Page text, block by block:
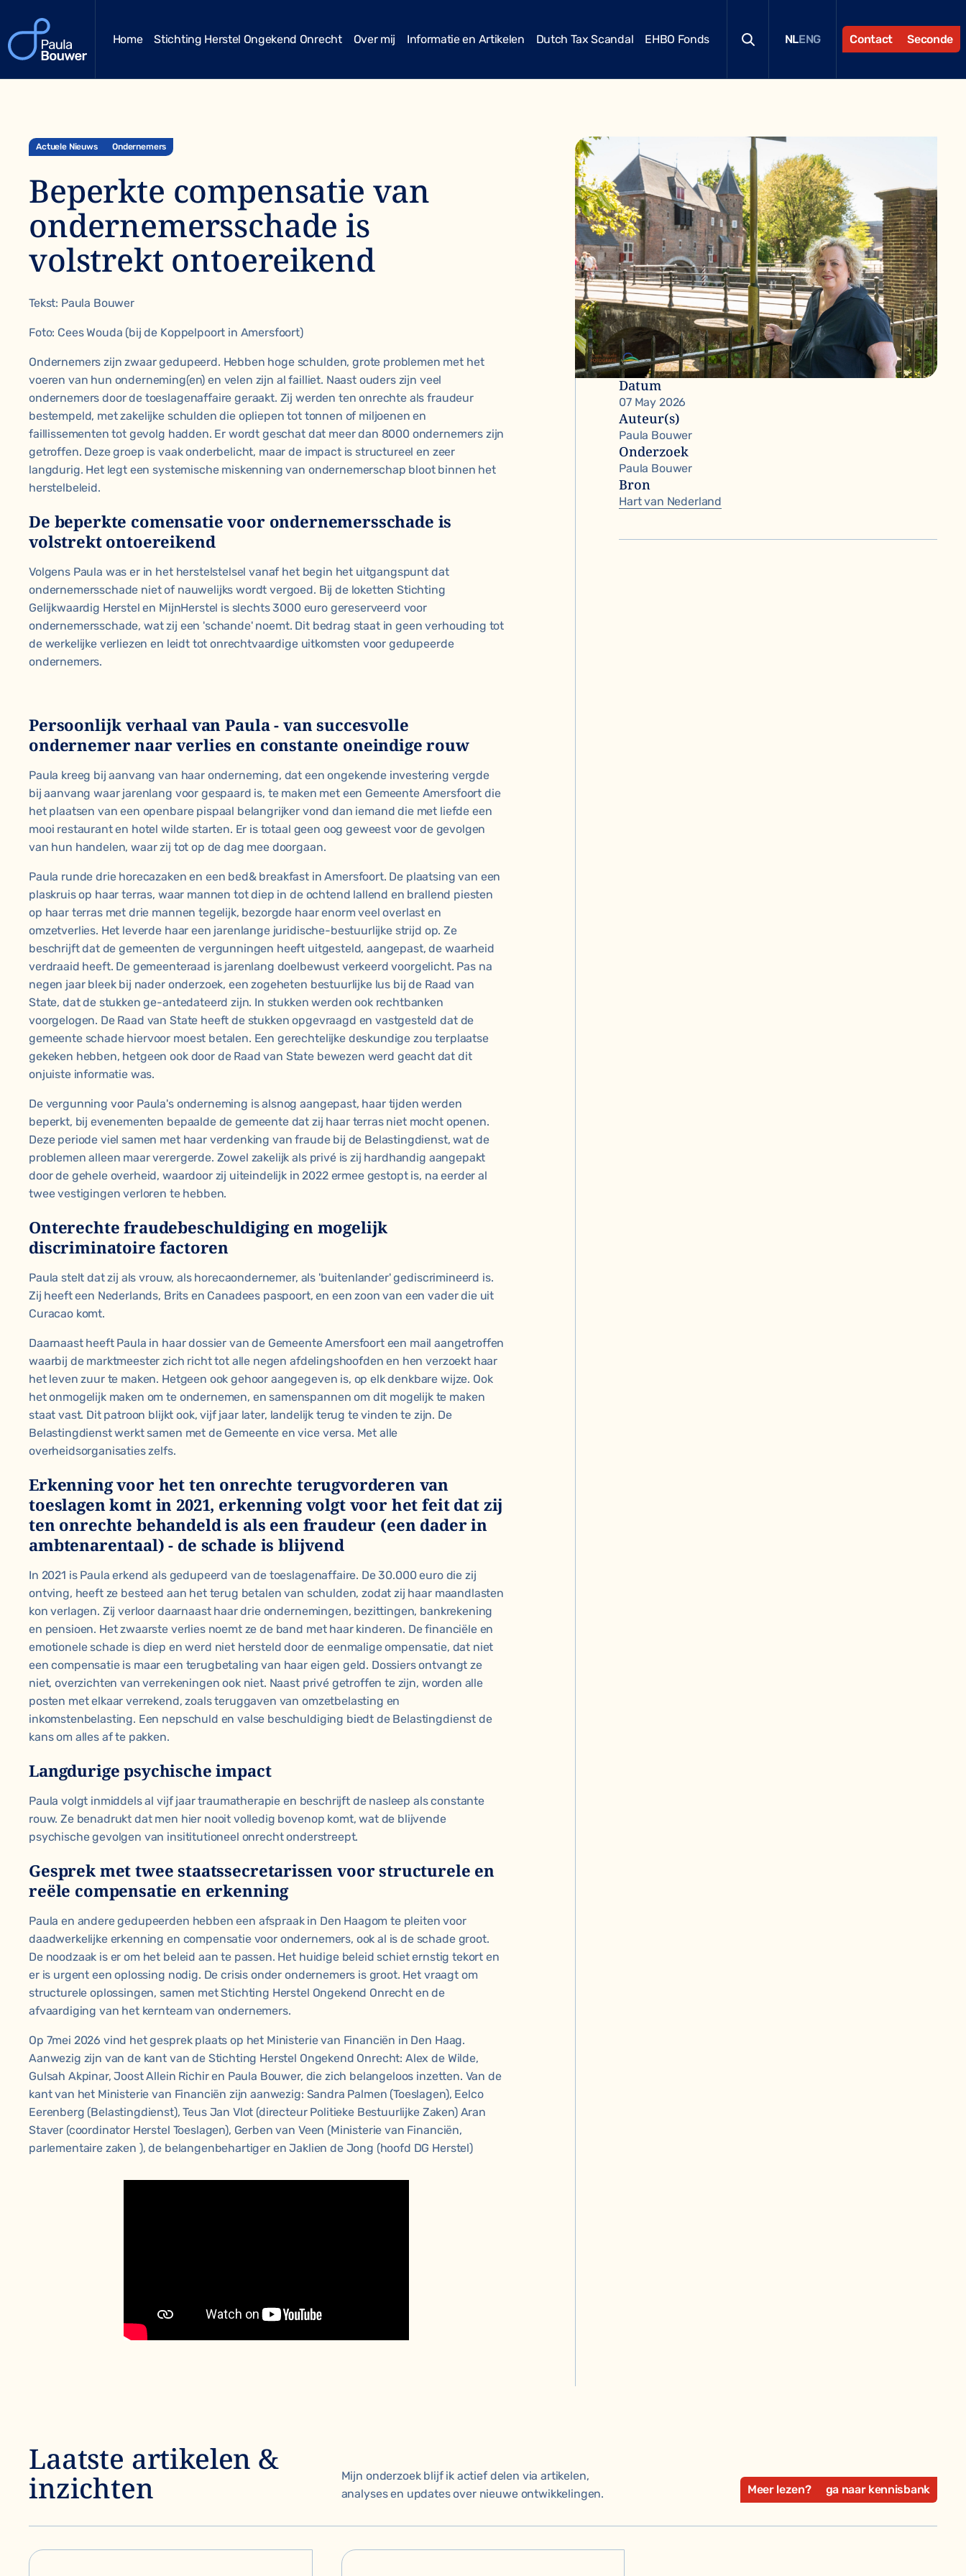
Home Stichting Herstel Ongekend Onrecht Over mij Informatie en Artikelen Dutch Tax Scandal EHBO Fonds NLENG Contact Seconde
Actuele Nieuws Ondernemers
Beperkte compensatie van
ondernemersschade is
volstrekt ontoereikend
Tekst: Paula Bouwer
Foto: Cees Wouda (bij de Koppelpoort in Amersfoort)
Ondernemers zijn zwaar gedupeerd. Hebben hoge schulden, grote problemen met het
voeren van hun onderneming(en) en velen zijn al failliet. Naast ouders zijn veel
ondernemers door de toeslagenaffaire geraakt. Zij werden ten onrechte als fraudeur
bestempeld, met zakelijke schulden die opliepen tot tonnen of miljoenen en
faillissementen tot gevolg hadden. Er wordt geschat dat meer dan 8000 ondernemers zijn
getroffen. Deze groep is vaak onderbelicht, maar de impact is structureel en zeer
langdurig. Het legt een systemische miskenning van ondernemerschap bloot binnen het
herstelbeleid.
De beperkte comensatie voor ondernemersschade is
volstrekt ontoereikend
Volgens Paula was er in het herstelstelsel vanaf het begin het uitgangspunt dat
ondernemersschade niet of nauwelijks wordt vergoed. Bij de loketten Stichting
Gelijkwaardig Herstel en MijnHerstel is slechts 3000 euro gereserveerd voor
ondernemersschade, wat zij een 'schande' noemt. Dit bedrag staat in geen verhouding tot
de werkelijke verliezen en leidt tot onrechtvaardige uitkomsten voor gedupeerde
ondernemers.
Persoonlijk verhaal van Paula - van succesvolle
ondernemer naar verlies en constante oneindige rouw
Paula kreeg bij aanvang van haar onderneming, dat een ongekende investering vergde
bij aanvang waar jarenlang voor gespaard is, te maken met een Gemeente Amersfoort die
het plaatsen van een openbare pispaal belangrijker vond dan iemand die met liefde een
mooi restaurant en hotel wilde starten. Er is totaal geen oog geweest voor de gevolgen
van hun handelen, waar zij tot op de dag mee doorgaan.
Paula runde drie horecazaken en een bed& breakfast in Amersfoort. De plaatsing van een
plaskruis op haar terras, waar mannen tot diep in de ochtend lallend en brallend piesten
op haar terras met drie mannen tegelijk, bezorgde haar enorm veel overlast en
omzetverlies. Het leverde haar een jarenlange juridische-bestuurlijke strijd op. Ze
beschrijft dat de gemeenten de vergunningen heeft uitgesteld, aangepast, de waarheid
verdraaid heeft. De gemeenteraad is jarenlang doelbewust verkeerd voorgelicht. Pas na
negen jaar bleek bij nader onderzoek, een zogeheten bestuurlijke lus bij de Raad van
State, dat de stukken ge-antedateerd zijn. In stukken werden ook rechtbanken
voorgelogen. De Raad van State heeft de stukken opgevraagd en vastgesteld dat de
gemeente schade hiervoor moest betalen. Een gerechtelijke deskundige zou terplaatse
gekeken hebben, hetgeen ook door de Raad van State bewezen werd geacht dat dit
onjuiste informatie was.
De vergunning voor Paula's onderneming is alsnog aangepast, haar tijden werden
beperkt, bij evenementen bepaalde de gemeente dat zij haar terras niet mocht openen.
Deze periode viel samen met haar verdenking van fraude bij de Belastingdienst, wat de
problemen alleen maar verergerde. Zowel zakelijk als privé is zij hardhandig aangepakt
door de gehele overheid, waardoor zij uiteindelijk in 2022 ermee gestopt is, na eerder al
twee vestigingen verloren te hebben.
Onterechte fraudebeschuldiging en mogelijk
discriminatoire factoren
Paula stelt dat zij als vrouw, als horecaondernemer, als 'buitenlander' gediscrimineerd is.
Zij heeft een Nederlands, Brits en Canadees paspoort, en een zoon van een vader die uit
Curacao komt.
Daarnaast heeft Paula in haar dossier van de Gemeente Amersfoort een mail aangetroffen
waarbij de marktmeester zich richt tot alle negen afdelingshoofden en hen verzoekt haar
het leven zuur te maken. Hetgeen ook gehoor aangegeven is, op elk denkbare wijze. Ook
het onmogelijk maken om te ondernemen, en samenspannen om dit mogelijk te maken
staat vast. Dit patroon blijkt ook, vijf jaar later, landelijk terug te vinden te zijn. De
Belastingdienst werkt samen met de Gemeente en vice versa. Met alle
overheidsorganisaties zelfs.
Erkenning voor het ten onrechte terugvorderen van
toeslagen komt in 2021, erkenning volgt voor het feit dat zij
ten onrechte behandeld is als een fraudeur (een dader in
ambtenarentaal) - de schade is blijvend
In 2021 is Paula erkend als gedupeerd van de toeslagenaffaire. De 30.000 euro die zij
ontving, heeft ze besteed aan het terug betalen van schulden, zodat zij haar maandlasten
kon verlagen. Zij verloor daarnaast haar drie ondernemingen, bezittingen, bankrekening
en pensioen. Het zwaarste verlies noemt ze de band met haar kinderen. De financiële en
emotionele schade is diep en werd niet hersteld door de eenmalige ompensatie, dat niet
een compensatie is maar een terugbetaling van haar eigen geld. Dossiers ontvangt ze
niet, overzichten van verrekeningen ook niet. Naast privé getroffen te zijn, worden alle
posten met elkaar verrekend, zoals teruggaven van omzetbelasting en
inkomstenbelasting. Een nepschuld en valse beschuldiging biedt de Belastingdienst de
kans om alles af te pakken.
Langdurige psychische impact
Paula volgt inmiddels al vijf jaar traumatherapie en beschrijft de nasleep als constante
rouw. Ze benadrukt dat men hier nooit volledig bovenop komt, wat de blijvende
psychische gevolgen van insititutioneel onrecht onderstreept.
Gesprek met twee staatssecretarissen voor structurele en
reële compensatie en erkenning
Paula en andere gedupeerden hebben een afspraak in Den Haagom te pleiten voor
daadwerkelijke erkenning en compensatie voor ondernemers, ook al is de schade groot.
De noodzaak is er om het beleid aan te passen. Het huidige beleid schiet ernstig tekort en
er is urgent een oplossing nodig. De crisis onder ondernemers is groot. Het vraagt om
structurele oplossingen, samen met Stichting Herstel Ongekend Onrecht en de
afvaardiging van het kernteam van ondernemers.
Op 7mei 2026 vind het gesprek plaats op het Ministerie van Financiën in Den Haag.
Aanwezig zijn van de kant van de Stichting Herstel Ongekend Onrecht: Alex de Wilde,
Gulsah Akpinar, Joost Allein Richir en Paula Bouwer, die zich belangeloos inzetten. Van de
kant van het Ministerie van Financiën zijn aanwezig: Sandra Palmen (Toeslagen), Eelco
Eerenberg (Belastingdienst), Teus Jan Vlot (directeur Politieke Bestuurlijke Zaken) Aran
Staver (coordinator Herstel Toeslagen), Gerben van Veen (Ministerie van Financiën,
parlementaire zaken ), de belangenbehartiger en Jaklien de Jong (hoofd DG Herstel)
Datum
07 May 2026
Auteur(s)
Paula Bouwer
Onderzoek
Paula Bouwer
Bron
Hart van Nederland
Laatste artikelen &
inzichten
Mijn onderzoek blijf ik actief delen via artikelen,
analyses en updates over nieuwe ontwikkelingen.
Meer lezen? ga naar kennisbank